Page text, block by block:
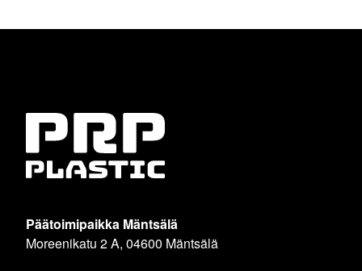
Päätoimipaikka Mäntsälä
Moreenikatu 2 A, 04600 Mäntsälä